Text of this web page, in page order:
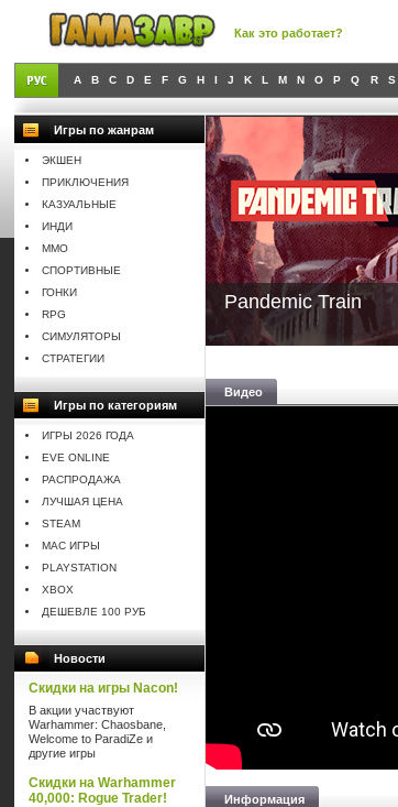
Как это работает?
A B C D E F G H I J K L M N O P Q R S
Игры по жанрам
ЭКШЕН
ПРИКЛЮЧЕНИЯ
КАЗУАЛЬНЫЕ
ИНДИ
MMO
СПОРТИВНЫЕ
ГОНКИ
RPG
СИМУЛЯТОРЫ
СТРАТЕГИИ
Игры по категориям
ИГРЫ 2026 ГОДА
EVE ONLINE
РАСПРОДАЖА
ЛУЧШАЯ ЦЕНА
STEAM
MAC ИГРЫ
PLAYSTATION
XBOX
ДЕШЕВЛЕ 100 РУБ
Новости
Скидки на игры Nacon!
В акции участвуют
Warhammer: Chaosbane,
Welcome to ParadiZe и
другие игры
Скидки на Warhammer
40,000: Rogue Trader!
Pandemic Train
Видео
Информация